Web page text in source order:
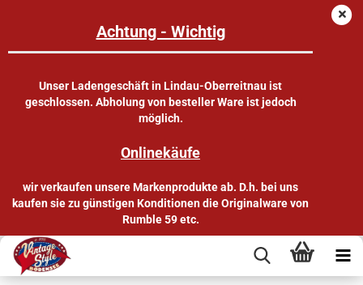
Achtung - Wichtig
Unser Ladengeschäft in Lindau-Oberreitnau ist
geschlossen. Abholung von besteller Ware ist jedoch
möglich.
Onlinekäufe
wir verkaufen unsere Markenprodukte ab. D.h. bei uns
kaufen sie zu günstigen Konditionen die Originalware von
Rumble 59 etc.